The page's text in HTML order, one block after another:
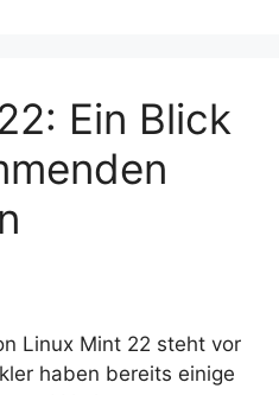
Ein Blick
Linux Mint 22 steht vor
haben bereits einige